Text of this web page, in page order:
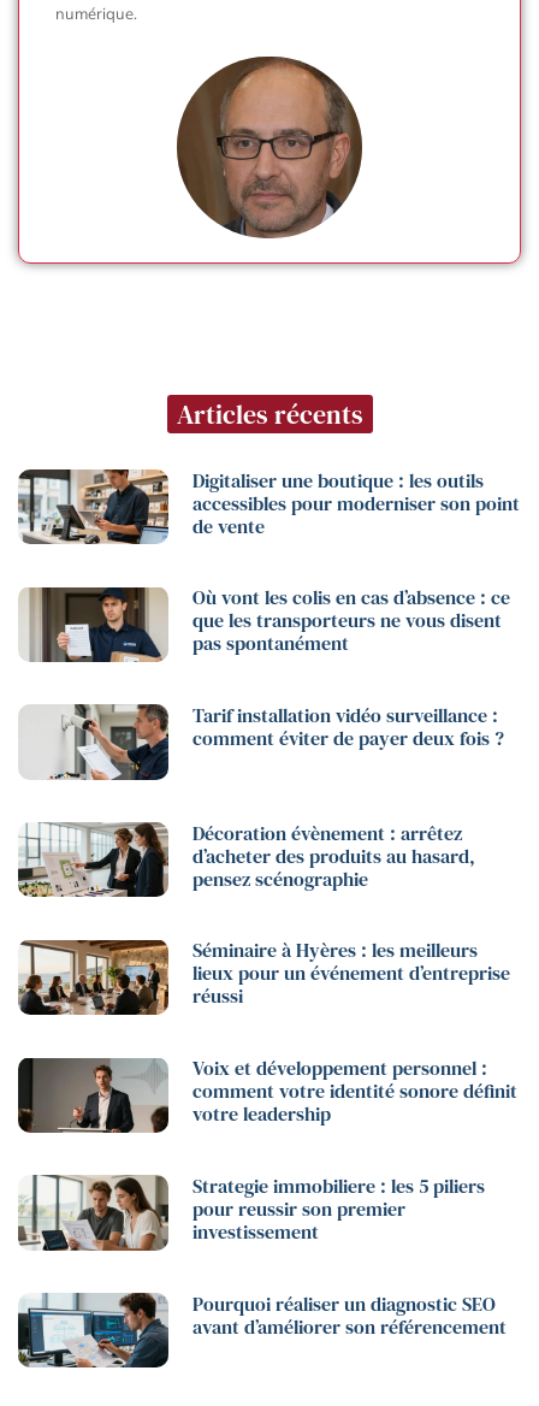
numérique.
Articles récents
Digitaliser une boutique : les outils
accessibles pour moderniser son point
de vente
Où vont les colis en cas d’absence : ce
que les transporteurs ne vous disent
pas spontanément
Tarif installation vidéo surveillance :
comment éviter de payer deux fois ?
Décoration évènement : arrêtez
d’acheter des produits au hasard,
pensez scénographie
Séminaire à Hyères : les meilleurs
lieux pour un événement d’entreprise
réussi
Voix et développement personnel :
comment votre identité sonore définit
votre leadership
Strategie immobiliere : les 5 piliers
pour reussir son premier
investissement
Pourquoi réaliser un diagnostic SEO
avant d’améliorer son référencement